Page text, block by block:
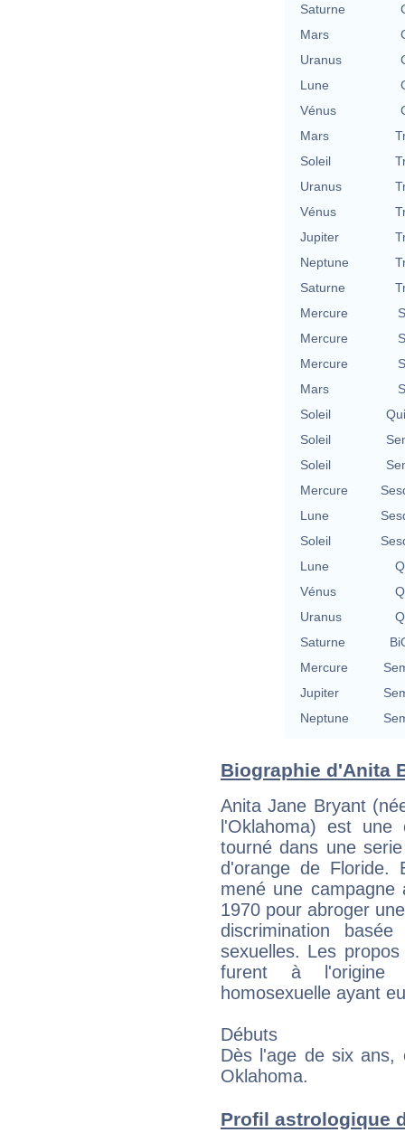
Saturne
Mars
Uranus
Lune
Vénus
Mars
Soleil
Uranus
Vénus
Jupiter
Neptune
Saturne
Mercure
Mercure
Mercure
Mars
Soleil
Soleil
Soleil
Mercure
Lune
Soleil
Lune
Vénus
Uranus
Saturne
Mercure
Jupiter
Neptune
Biographie d'Anita
Anita Jane Bryant
l'Oklahoma) est une
tourné dans une
d'orange de Floride.
mené une
1970 pour abroger
discrimination
sexuelles. Les
furent à l'origine
homosexuelle ayant
Débuts
Dès l'age de six ans,
Oklahoma.
Profil astrologique